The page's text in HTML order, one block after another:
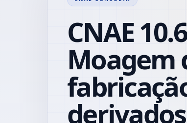
CNAE
Moagem
derivados